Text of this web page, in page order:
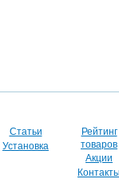
Статьи
Установка
Рейтинг
товаров
Акции